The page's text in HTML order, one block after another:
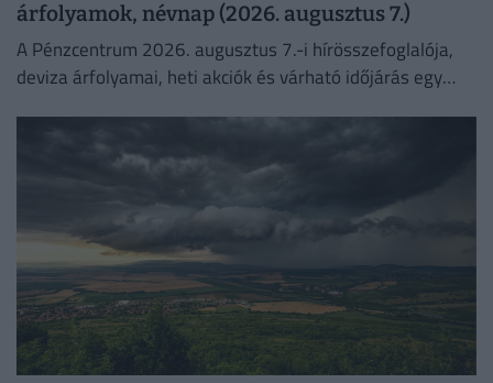
árfolyamok, névnap (2026. augusztus 7.)
A Pénzcentrum 2026. augusztus 7.-i hírösszefoglalója,
deviza árfolyamai, heti akciók és várható időjárás egy